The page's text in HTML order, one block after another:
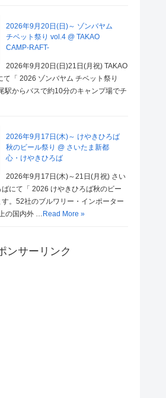
2026年9月20日(日)～ ゾンバヤム
チベット祭り vol.4 @ TAKAO
CAMP-RAFT-
2026年9月20日(日)21日(月祝) TAKAO
て「 2026 ゾンバヤム チベット祭り
駅からバスで約10分のキャンプ場でチ
2026年9月17日(木)～ けやきひろば
秋のビール祭り @ さいたま新都
心・けやきひろば
2026年9月17日(木)～21日(月祝) さい
にて「 2026 けやきひろば秋のビー
。52社のブルワリー・インポーター
の国内外 … Read More »
ンサーリンク